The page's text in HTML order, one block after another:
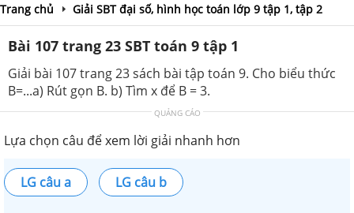
Trang chủ Giải SBT đại số, hình học toán lớp 9 tập 1, tập 2
Bài 107 trang 23 SBT toán 9 tập 1
Giải bài 107 trang 23 sách bài tập toán 9. Cho biểu thức
B=...a) Rút gọn B. b) Tìm x để B = 3.
QUẢNG CÁO
Lựa chọn câu để xem lời giải nhanh hơn
LG câu a LG câu b